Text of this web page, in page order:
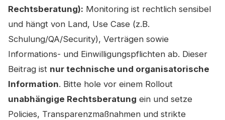
Rechtsberatung): Monitoring ist rechtlich sensibel
und hängt von Land, Use Case (z.B.
Schulung/QA/Security), Verträgen sowie
Informations- und Einwilligungspflichten ab. Dieser
Beitrag ist nur technische und organisatorische
Information. Bitte hole vor einem Rollout
unabhängige Rechtsberatung ein und setze
Policies, Transparenzmaßnahmen und strikte